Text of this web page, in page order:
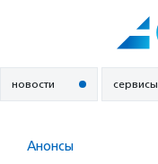
новости сервисы
Анонсы